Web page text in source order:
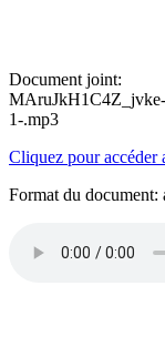
Document joint:
1-.mp3
Cliquez pour accéder
Format du document: